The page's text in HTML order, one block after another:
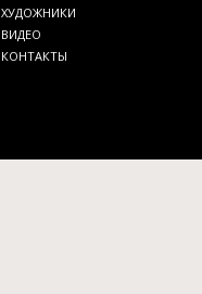
ХУДОЖНИКИ
ВИДЕО
КОНТАКТЫ